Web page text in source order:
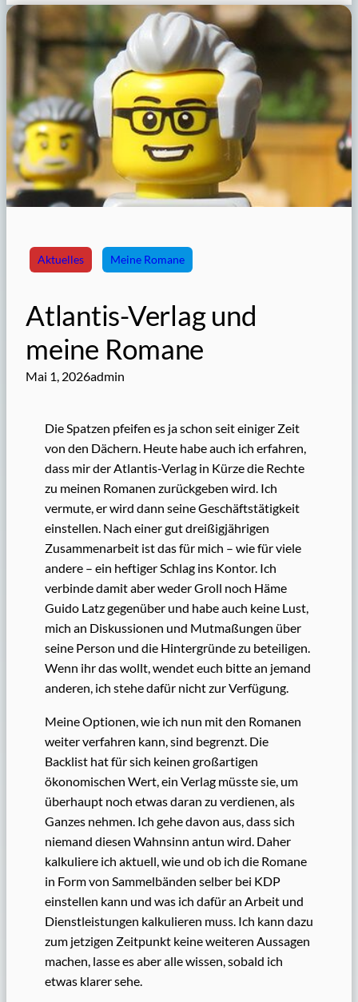
Aktuelles Meine Romane
Atlantis-Verlag und
meine Romane
Mai 1, 2026admin
Die Spatzen pfeifen es ja schon seit einiger Zeit
von den Dächern. Heute habe auch ich erfahren,
dass mir der Atlantis-Verlag in Kürze die Rechte
zu meinen Romanen zurückgeben wird. Ich
vermute, er wird dann seine Geschäftstätigkeit
einstellen. Nach einer gut dreißigjährigen
Zusammenarbeit ist das für mich – wie für viele
andere – ein heftiger Schlag ins Kontor. Ich
verbinde damit aber weder Groll noch Häme
Guido Latz gegenüber und habe auch keine Lust,
mich an Diskussionen und Mutmaßungen über
seine Person und die Hintergründe zu beteiligen.
Wenn ihr das wollt, wendet euch bitte an jemand
anderen, ich stehe dafür nicht zur Verfügung.
Meine Optionen, wie ich nun mit den Romanen
weiter verfahren kann, sind begrenzt. Die
Backlist hat für sich keinen großartigen
ökonomischen Wert, ein Verlag müsste sie, um
überhaupt noch etwas daran zu verdienen, als
Ganzes nehmen. Ich gehe davon aus, dass sich
niemand diesen Wahnsinn antun wird. Daher
kalkuliere ich aktuell, wie und ob ich die Romane
in Form von Sammelbänden selber bei KDP
einstellen kann und was ich dafür an Arbeit und
Dienstleistungen kalkulieren muss. Ich kann dazu
zum jetzigen Zeitpunkt keine weiteren Aussagen
machen, lasse es aber alle wissen, sobald ich
etwas klarer sehe.